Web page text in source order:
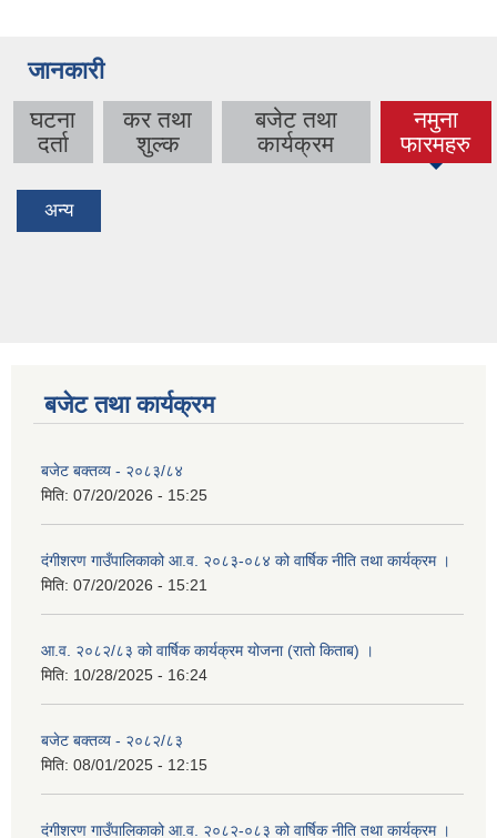
जानकारी
घटना
दर्ता
कर तथा
शुल्क
बजेट तथा
कार्यक्रम
नमुना
फारमहरु
(active
tab)
अन्य
बजेट तथा कार्यक्रम
बजेट बक्तव्य - २०८३/८४
मिति: 07/20/2026 - 15:25
दंगीशरण गाउँपालिकाको आ.व. २०८३-०८४ को वार्षिक नीति तथा कार्यक्रम ।
मिति: 07/20/2026 - 15:21
आ.व. २०८२/८३ को वार्षिक कार्यक्रम योजना (रातो किताब) ।
मिति: 10/28/2025 - 16:24
बजेट बक्तव्य - २०८२/८३
मिति: 08/01/2025 - 12:15
दंगीशरण गाउँपालिकाको आ.व. २०८२-०८३ को वार्षिक नीति तथा कार्यक्रम ।